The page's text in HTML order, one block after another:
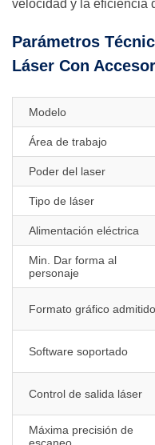
velocidad y la eficiencia
Parámetros
Láser Con
Modelo
Área de trabajo
Poder del laser
Tipo de láser
Alimentación eléctrica
Min. Dar forma al
personaje
Formato gráfico admitido
Software soportado
Control de salida láser
Máxima precisión de
escaneo